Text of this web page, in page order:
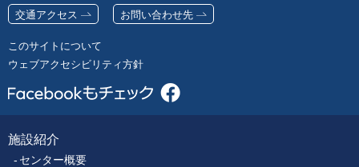
番
号
交通アクセス
お問い合わせ先
このサイトについて
ウェブアクセシビリティ方針
フ
施設紹介
センター概要